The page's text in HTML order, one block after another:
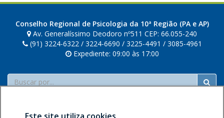
a
n
a
Conselho Regional de Psicologia da 10ª Região (PA e AP)
Av. Generalíssimo Deodoro nº511 CEP: 66.055-240
(91) 3224-6322 / 3224-6690 / 3225-4491 / 3085-4961
Expediente: 09:00 às 17:00
Buscar